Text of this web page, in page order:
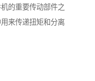
的重要传动部件之
来传递扭矩和分离